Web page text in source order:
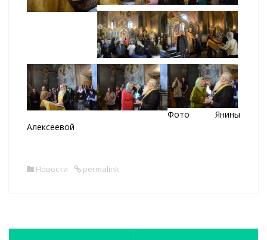
Фото Янины
Алексеевой
Новости permalink